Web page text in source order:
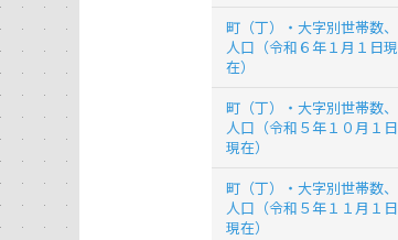
町（丁）・大字別世帯数、
人口（令和６年１月１日現
在）
町（丁）・大字別世帯数、
人口（令和５年１０月１日
現在）
町（丁）・大字別世帯数、
人口（令和５年１１月１日
現在）